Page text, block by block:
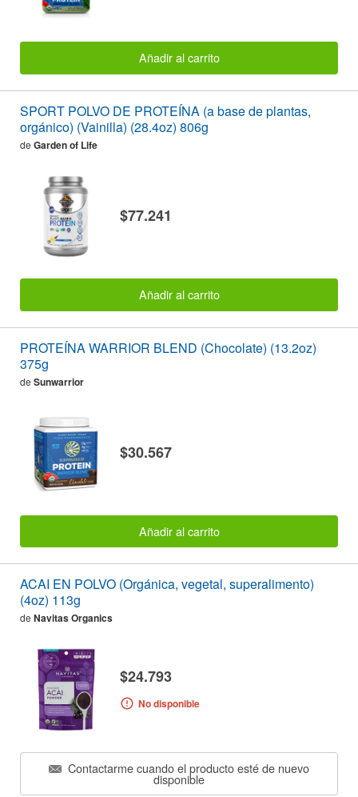
Añadir al carrito
SPORT POLVO DE PROTEÍNA (a base de plantas,
orgánico) (Vainilla) (28.4oz) 806g
de Garden of Life
$77.241
Añadir al carrito
PROTEÍNA WARRIOR BLEND (Chocolate) (13.2oz)
375g
de Sunwarrior
$30.567
Añadir al carrito
ACAI EN POLVO (Orgánica, vegetal, superalimento)
(4oz) 113g
de Navitas Organics
$24.793
No disponible
Contactarme cuando el producto esté de nuevo
disponible